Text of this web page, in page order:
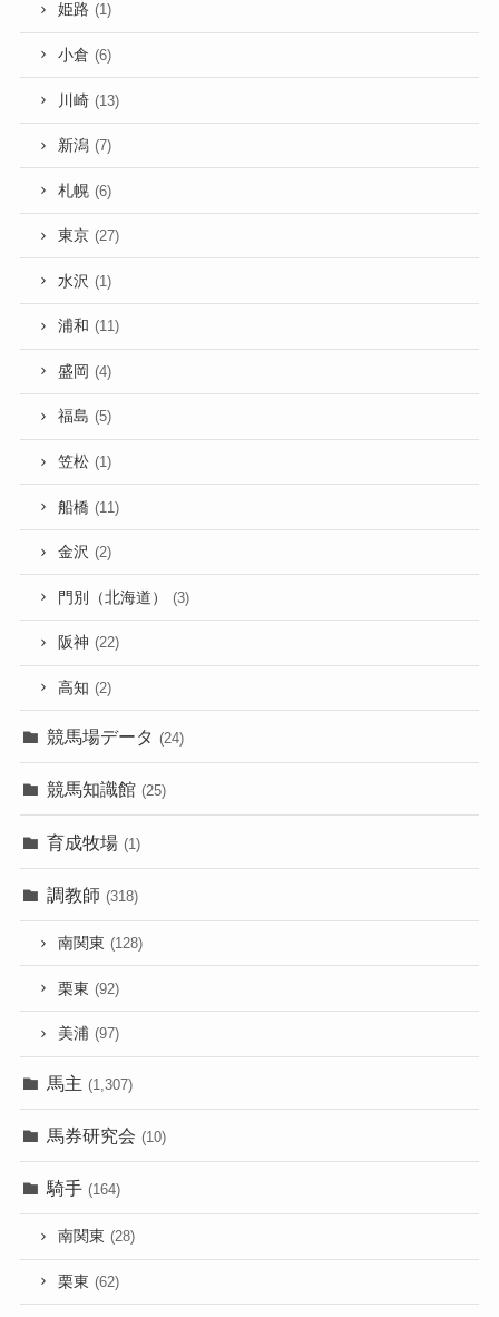
姫路 (1)
小倉 (6)
川崎 (13)
新潟 (7)
札幌 (6)
東京 (27)
水沢 (1)
浦和 (11)
盛岡 (4)
福島 (5)
笠松 (1)
船橋 (11)
金沢 (2)
門別（北海道） (3)
阪神 (22)
高知 (2)
競馬場データ (24)
競馬知識館 (25)
育成牧場 (1)
調教師 (318)
南関東 (128)
栗東 (92)
美浦 (97)
馬主 (1,307)
馬券研究会 (10)
騎手 (164)
南関東 (28)
栗東 (62)